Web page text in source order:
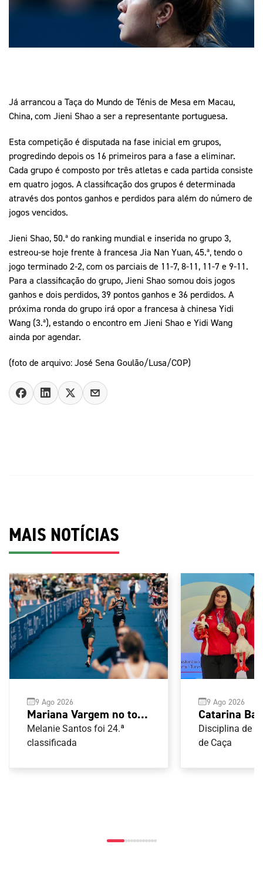
Marketing
Documentos
Mais Desporto
Educação Olímpica
Educação
Equipa Portugal
Arquivo Histórico
Educação Olímpica
Já arrancou a Taça do Mundo de Ténis de Mesa em Macau,
China, com Jieni Shao a ser a representante portuguesa.
Esta competição é disputada na fase inicial em grupos,
progredindo depois os 16 primeiros para a fase a eliminar.
Cada grupo é composto por três atletas e cada partida consiste
em quatro jogos. A classificação dos grupos é determinada
através dos pontos ganhos e perdidos para além do número de
jogos vencidos.
Jieni Shao, 50.ª do ranking mundial e inserida no grupo 3,
estreou-se hoje frente à francesa Jia Nan Yuan, 45.ª, tendo o
jogo terminado 2-2, com os parciais de 11-7, 8-11, 11-7 e 9-11.
Para a classificação do grupo, Jieni Shao somou dois jogos
ganhos e dois perdidos, 39 pontos ganhos e 36 perdidos. A
próxima ronda do grupo irá opor a francesa à chinesa Yidi
Wang (3.ª), estando o encontro em Jieni Shao e Yidi Wang
ainda por agendar.
(foto de arquivo: José Sena Goulão/Lusa/COP)
MAIS NOTÍCIAS
9 Ago 2026
Mariana Vargem no top-
10 da Taça do Mundo de
Assunção
Melanie Santos foi 24.ª
classificada
9 Ago 2026
Catarina
campeã da
23 de Trap
Disciplina de
de Caça